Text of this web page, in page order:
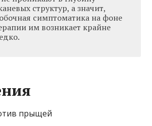
структур, а значит,
симптоматика на фоне
им возникает крайне